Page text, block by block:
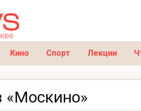
Кино Спорт Лекции
«Москино»